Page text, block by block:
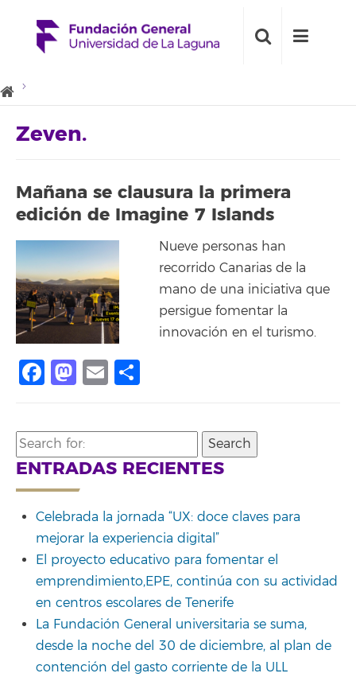
Zeven.
Mañana se clausura la primera
edición de Imagine 7 Islands
Nueve personas han
recorrido Canarias de la
mano de una iniciativa que
persigue fomentar la
innovación en el turismo.
Facebook
Mastodon
Email
Search
for:
ENTRADAS RECIENTES
Celebrada la jornada “UX: doce claves para
mejorar la experiencia digital”
El proyecto educativo para fomentar el
emprendimiento,EPE, continúa con su actividad
en centros escolares de Tenerife
La Fundación General universitaria se suma,
desde la noche del 30 de diciembre, al plan de
contención del gasto corriente de la ULL